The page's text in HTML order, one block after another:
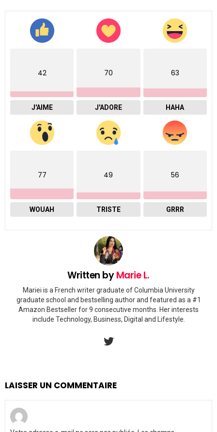
42
J'AIME
70
J'ADORE
63
HAHA
77
WOUAH
49
TRISTE
56
GRRR
Written byMarie L.
Mariei is a French writer graduate of Columbia University
graduate school and bestselling author and featured as a #1
Amazon Bestseller for 9 consecutive months. Her interests
include Technology, Business, Digital and Lifestyle.
LAISSER UN COMMENTAIRE